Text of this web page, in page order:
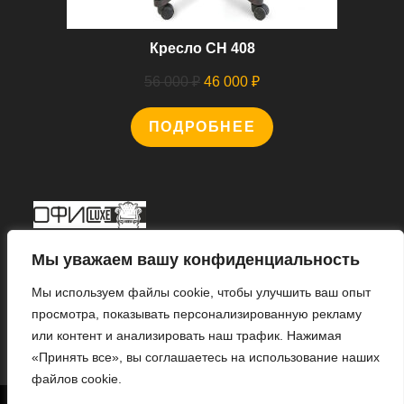
Мы уважаем вашу конфиденциальность
Мы используем файлы cookie, чтобы улучшить ваш опыт
просмотра, показывать персонализированную рекламу
или контент и анализировать наш трафик. Нажимая
«Принять все», вы соглашаетесь на использование наших
файлов cookie.
Кресло CH 408
56 000₽ Первоначальная
цена
составляла
46 000 ₽Текущая
46
ПОДРОБНЕЕ
Откроется
в
новой